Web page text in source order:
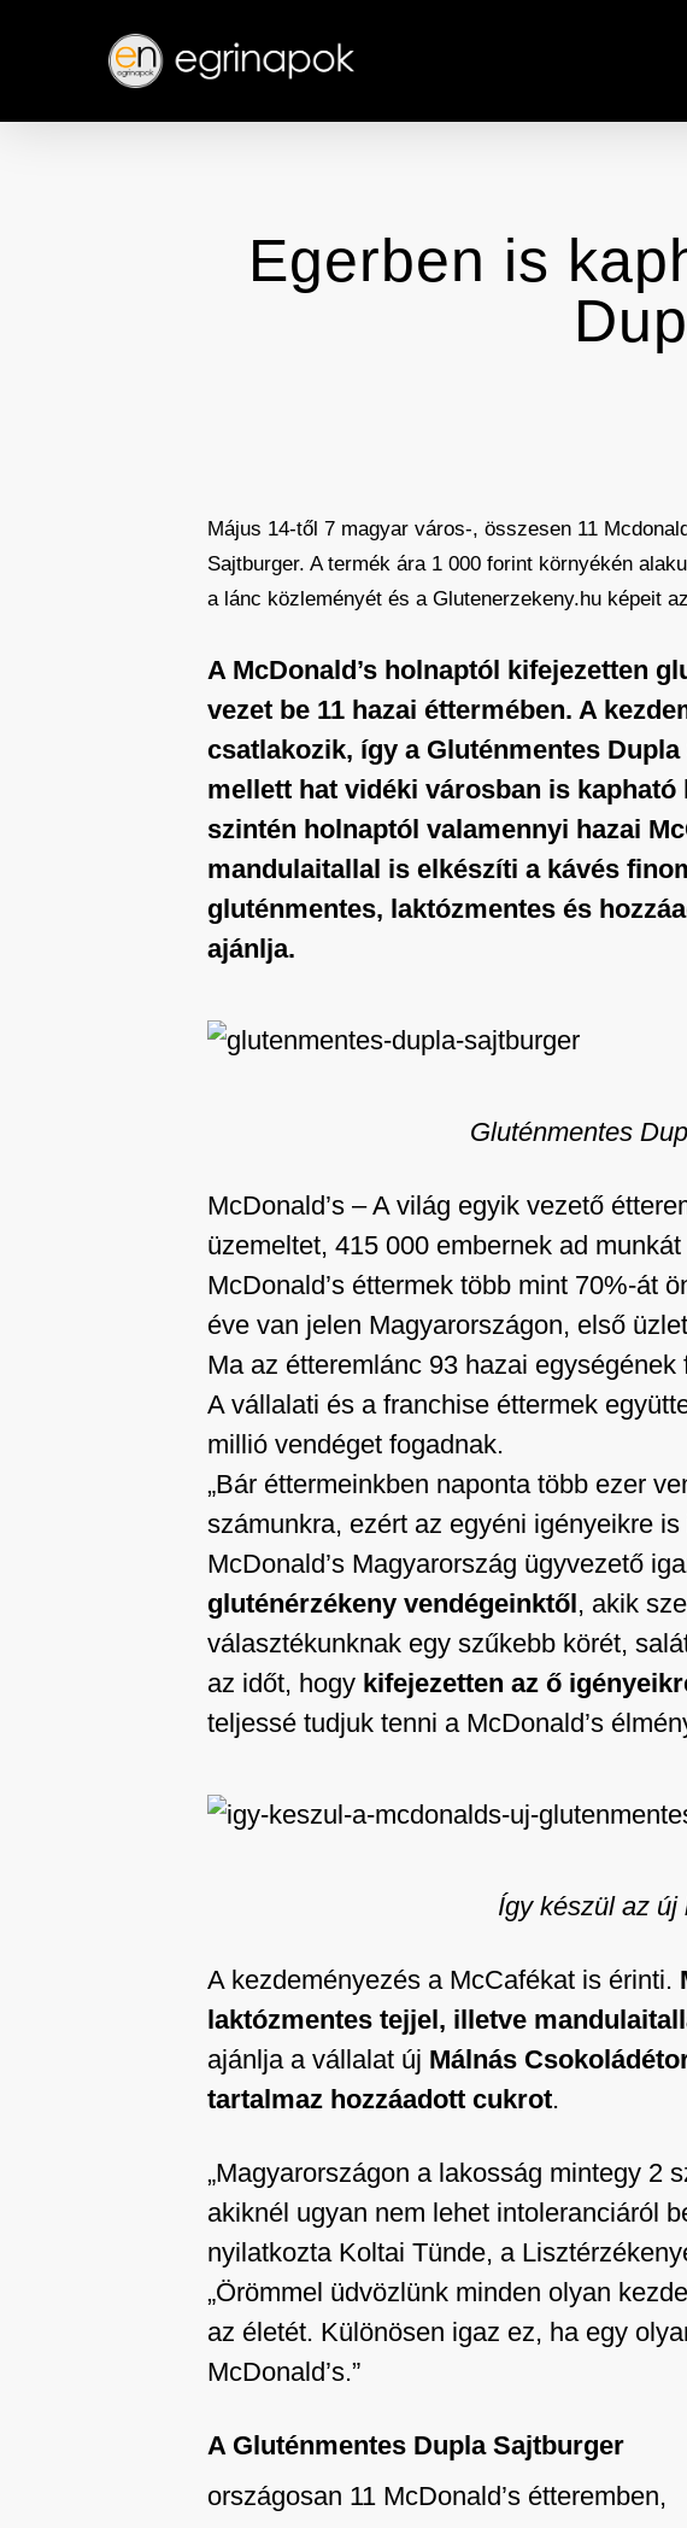
content
Egerben is
Május 14-től 7 magyar város-, összesen 11
Sajtburger. A termék ára 1 000 forint környékén
a lánc közleményét és a Glutenerzekeny.hu képeit
A McDonald’s holnaptól kifejezetten
vezet be 11 hazai éttermében. A
csatlakozik, így a Gluténmentes
mellett hat vidéki városban is
szintén holnaptól valamennyi hazai
mandulaitallal is elkészíti a kávés
gluténmentes, laktózmentes és
ajánlja.
Gluténmentes
McDonald’s – A világ egyik vezető
üzemeltet, 415 000 embernek ad
McDonald’s éttermek több mint 70%-át
éve van jelen Magyarországon, első
Ma az étteremlánc 93 hazai
A vállalati és a franchise éttermek
millió vendéget fogadnak.
„Bár éttermeinkben naponta több ezer
számunkra, ezért az egyéni igényeikre
McDonald’s Magyarország ügyvezető
gluténérzékeny vendégeinktől, akik
választékunknak egy szűkebb körét,
az időt, hogy kifejezetten az ő
teljessé tudjuk tenni a McDonald’s
Így készül az új
A kezdeményezés a McCafékat is érinti.
laktózmentes tejjel, illetve
ajánlja a vállalat új Málnás
tartalmaz hozzáadott cukrot.
„Magyarországon a lakosság mintegy 2
akiknél ugyan nem lehet intoleranciáról
nyilatkozta Koltai Tünde, a
„Örömmel üdvözlünk minden olyan
az életét. Különösen igaz ez, ha egy
McDonald’s.”
A Gluténmentes Dupla Sajtburger
országosan 11 McDonald’s étteremben,